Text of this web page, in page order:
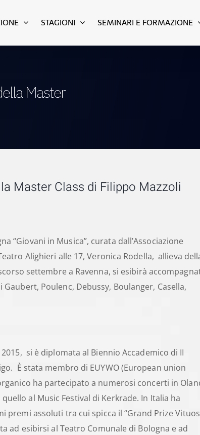
STAGIONI SEMINARI E FORMAZIONE
Master
Master Class di Filippo Mazzoli
“Giovani in Musica”, curata dall’Associazione
Alighieri alle 17, Veronica Rodella, allieva
settembre a Ravenna, si esibirà
Poulenc, Debussy, Boulanger, Casella,
si è diplomata al Biennio Accademico di II
È stata membro di EUYWO (European union
ha partecipato a numerosi concerti in
al Music Festival di Kerkrade. In Italia ha
premi assoluti tra cui spicca il “Grand Prize
ad esibirsi al Teatro Comunale di Bologna e ad